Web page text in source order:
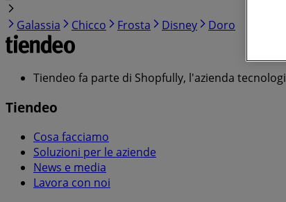
Galassia
Chicco Frosta Disney Doro
Tiendeo fa parte di Shopfully, l'azienda
Tiendeo
Cosa facciamo
Soluzioni per le aziende
News e media
Lavora con noi